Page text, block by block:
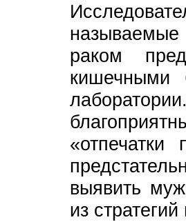
называемые
раком
кишечными
выявить
из